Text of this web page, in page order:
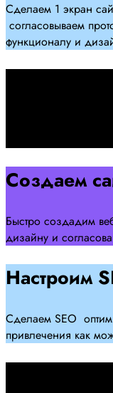
Сделаем 1 экран
согласовываем
функционалу и
Создаем
Быстро создадим
дизайну и
Настроим
Сделаем SEO
привлечения как